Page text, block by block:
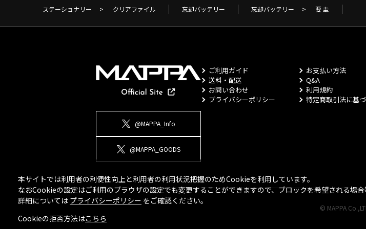
ステーショナリー > クリアファイル 忘却バッテリー 忘却バッテリー > 要 圭
@MAPPA_Info
@MAPPA_GOODS
ご利用ガイド
お支払い方法
送料・配送
Q&A
お問い合わせ
利用規約
プライバシーポリシー
特定商取引法に基
© MAPPA
本サイトでは利用者の利便性向上と利用者の利用状況把握のためCookieを利用しています。
なおCookieの設定はご利用のブラウザの設定でも変更することができますので、ブロックを希望される場
詳細については プライバシーポリシー をご確認ください。
Cookieの拒否方法はこちら